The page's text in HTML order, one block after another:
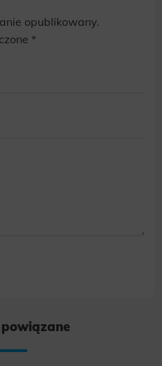
opublikowany.
*